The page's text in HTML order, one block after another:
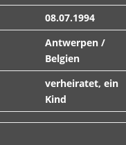
08.07.1994
Antwerpen /
Belgien
verheiratet, ein
Kind